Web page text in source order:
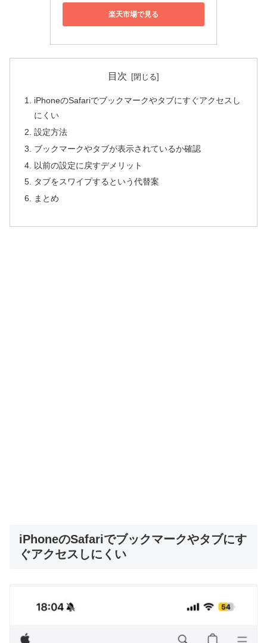
楽天市場で見る
目次
iPhoneのSafariでブックマークやタブにすぐアクセスし
にくい
設定方法
ブックマークやタブが表示されているか確認
以前の設定に戻すデメリット
タブをスワイプするという代替案
まとめ
iPhoneのSafariでブックマークやタブにす
ぐアクセスしにくい